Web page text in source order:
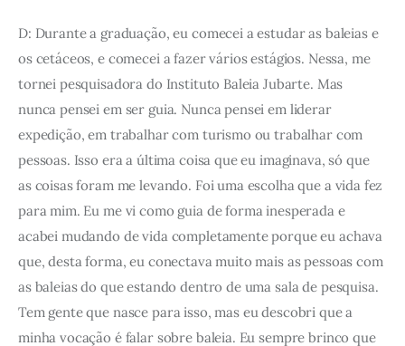
D: Durante a graduação, eu comecei a estudar as baleias e
os cetáceos, e comecei a fazer vários estágios. Nessa, me
tornei pesquisadora do Instituto Baleia Jubarte. Mas
nunca pensei em ser guia. Nunca pensei em liderar
expedição, em trabalhar com turismo ou trabalhar com
pessoas. Isso era a última coisa que eu imaginava, só que
as coisas foram me levando. Foi uma escolha que a vida fez
para mim. Eu me vi como guia de forma inesperada e
acabei mudando de vida completamente porque eu achava
que, desta forma, eu conectava muito mais as pessoas com
as baleias do que estando dentro de uma sala de pesquisa.
Tem gente que nasce para isso, mas eu descobri que a
minha vocação é falar sobre baleia. Eu sempre brinco que